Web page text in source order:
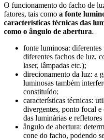
O funcionamento do facho de
fatores, tais como a fonte
características técnicas das
como o ângulo de abertura.
fonte luminosa: diferentes
diferentes fachos de luz,
laser, lâmpadas etc.);
direcionamento da luz: a
luminosas também
constituído;
características técnicas:
divergentes, ponto focal e
das luminárias e
ângulo de abertura:
cone do facho, podendo